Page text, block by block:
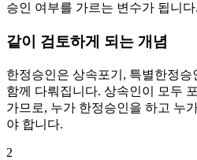
승인 여부를 가르는 변수가 됩니다.
같이 검토하게 되는 개념
한정승인은 상속포기, 특별한정승
함께 다뤄집니다. 상속인이 모두
가므로, 누가 한정승인을 하고 누
야 합니다.
2